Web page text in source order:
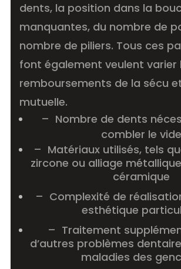
dents, la position dans la
manquantes, du nombre de
nombre de piliers. Tous ces
font également veulent varier
remboursements de la sécu
mutuelle.
– Nombre de dents
combler le vide
– Matériaux utilisés, tels
zircone ou alliage
céramique
– Complexité de
esthétique
– Traitement
d’autres problèmes
maladies des